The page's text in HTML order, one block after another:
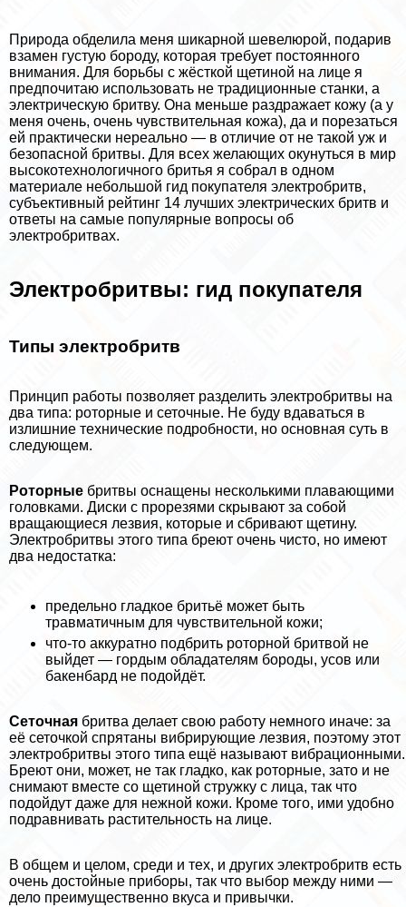
Природа обделила меня шикарной шевелюрой, подарив
взамен густую бороду, которая требует постоянного
внимания. Для борьбы с жёсткой щетиной на лице я
предпочитаю использовать не традиционные станки, а
электрическую бритву. Она меньше раздражает кожу (а у
меня очень, очень чувствительная кожа), да и порезаться
ей пpaктически нереально — в отличие от не такой уж и
безопасной бритвы. Для всех желающих окунуться в мир
высокотехнологичного бритья я собрал в одном
материале небольшой гид покупателя электробритв,
субъективный рейтинг 14 лучших электрических бритв и
ответы на самые популярные вопросы об
электробритвах.
Электробритвы: гид покупателя
Типы электробритв
Принцип работы позволяет разделить электробритвы на
два типа: роторные и сеточные. Не буду вдаваться в
излишние технические подробности, но основная суть в
следующем.
Роторные бритвы оснащены несколькими плавающими
головками. Диски с прорезями скрывают за собой
вращающиеся лезвия, которые и сбривают щетину.
Электробритвы этого типа бреют очень чисто, но имеют
два недостатка:
предельно гладкое бритьё может быть
травматичным для чувствительной кожи;
что-то аккуратно подбрить роторной бритвой не
выйдет — гордым обладателям бороды, усов или
бакенбард не подойдёт.
Сеточная бритва делает свою работу немного иначе: за
её сеточкой спрятаны вибрирующие лезвия, поэтому этот
электробритвы этого типа ещё называют вибрационными.
Бреют они, может, не так гладко, как роторные, зато и не
снимают вместе со щетиной стружку с лица, так что
подойдут даже для нежной кожи. Кроме того, ими удобно
подравнивать растительность на лице.
В общем и целом, среди и тех, и других электробритв есть
очень достойные приборы, так что выбор между ними —
дело преимущественно вкуса и привычки.